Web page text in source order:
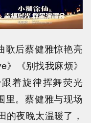
歌后蔡健雅惊艳亮
《别找我麻烦》
着旋律挥舞荧光
里。蔡健雅与现场
的夜晚太温暖了，